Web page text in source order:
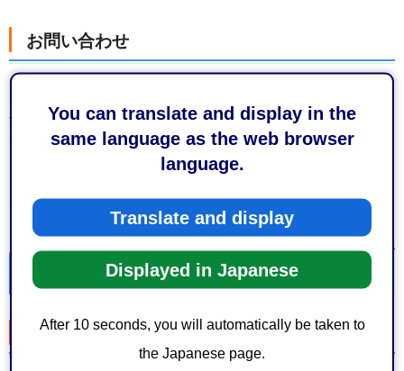
You can translate and display in the
same language as the web browser
language.
Translate and display
Displayed in Japanese
After 10 seconds, you will automatically be taken to
the Japanese page.
お問い合わせ
清水まちづくり推進課清水公園管理係（054-354-2273）ま
でお問合せください。
て申し込みを受け付けます。
テニスコートの利用方法
センターベルトの利用